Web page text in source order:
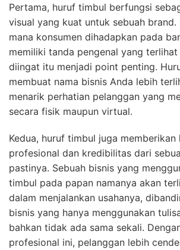
Pertama, huruf timbul berfungsi
visual yang kuat untuk sebuah brand.
mana konsumen dihadapkan pada
memiliki tanda pengenal yang
diingat itu menjadi point penting.
membuat nama bisnis Anda lebih
menarik perhatian pelanggan yang
secara fisik maupun virtual.
Kedua, huruf timbul juga memberikan
profesional dan kredibilitas dari
pastinya. Sebuah bisnis yang
timbul pada papan namanya akan
dalam menjalankan usahanya,
bisnis yang hanya menggunakan
bahkan tidak ada sama sekali.
profesional ini, pelanggan lebih